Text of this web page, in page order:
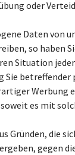
oder
Daten von
so haben
Situation
Sie
Werbung
es mit
Gründen, die
gegen